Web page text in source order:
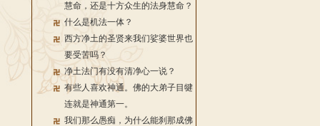
慧命，还是十方众生的法身慧命？
什么是机法一体？
西方净土的圣贤来我们娑婆世界也
要受苦吗？
净土法门有没有清净心一说？
有些人喜欢神通。佛的大弟子目犍
连就是神通第一。
我们那么愚痴，为什么能刹那成佛